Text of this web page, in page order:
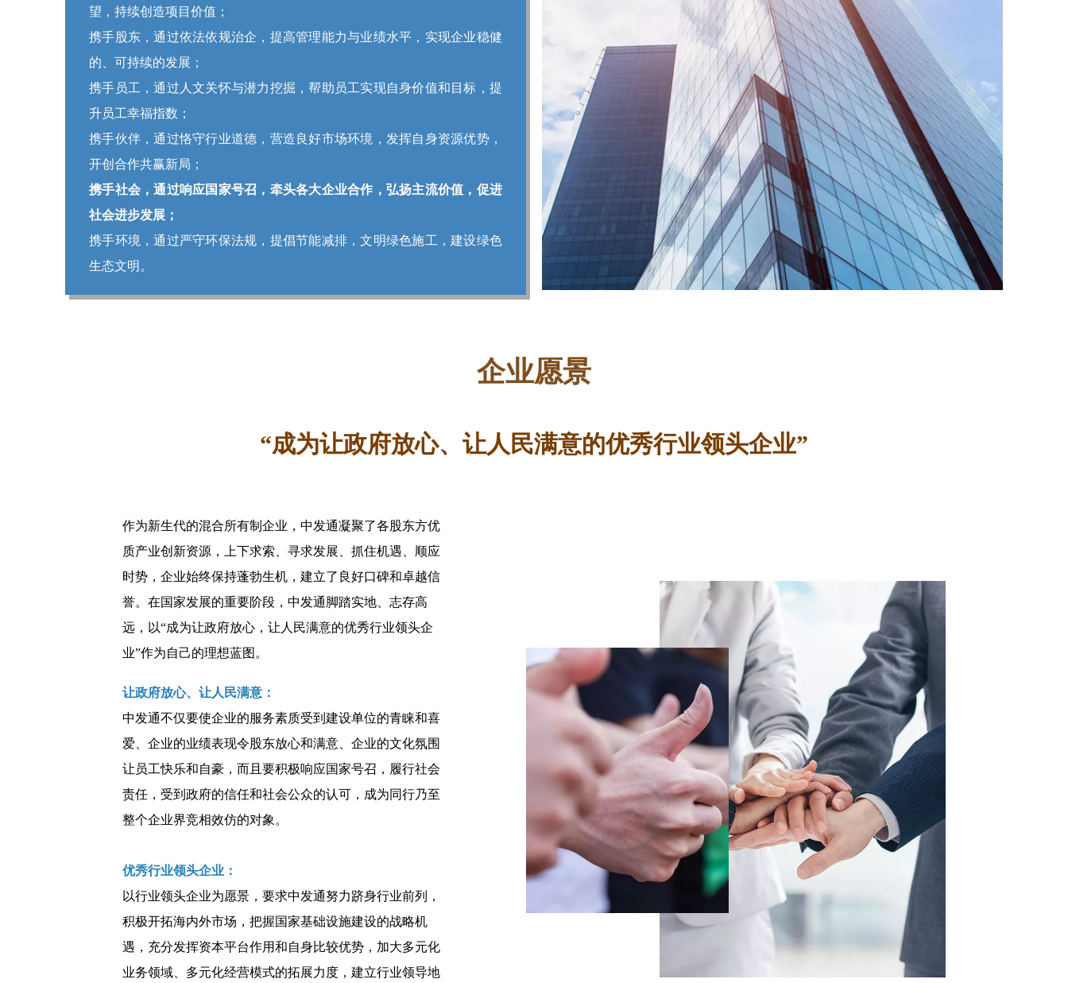
望，持续创造项目价值；
携手股东，通过依法依规治企，提高管理能力与业绩水平，实现企业稳健
的、可持续的发展；
携手员工，通过人文关怀与潜力挖掘，帮助员工实现自身价值和目标，提
升员工幸福指数；
携手伙伴，通过恪守行业道德，营造良好市场环境，发挥自身资源优势，
开创合作共赢新局；
携手社会，通过响应国家号召，牵头各大企业合作，弘扬主流价值，促进
社会进步发展；
携手环境，通过严守环保法规，提倡节能减排，文明绿色施工，建设绿色
生态文明。
企业愿景
“成为让政府放心、让人民满意的优秀行业领头企业”
作为新生代的混合所有制企业，中发通凝聚了各股东方优
质产业创新资源，上下求索、寻求发展、抓住机遇、顺应
时势，企业始终保持蓬勃生机，建立了良好口碑和卓越信
誉。在国家发展的重要阶段，中发通脚踏实地、志存高
远，以“成为让政府放心，让人民满意的优秀行业领头企
业”作为自己的理想蓝图。
让政府放心、让人民满意：
中发通不仅要使企业的服务素质受到建设单位的青睐和喜
爱、企业的业绩表现令股东放心和满意、企业的文化氛围
让员工快乐和自豪，而且要积极响应国家号召，履行社会
责任，受到政府的信任和社会公众的认可，成为同行乃至
整个企业界竞相效仿的对象。
优秀行业领头企业：
以行业领头企业为愿景，要求中发通努力跻身行业前列，
积极开拓海内外市场，把握国家基础设施建设的战略机
遇，充分发挥资本平台作用和自身比较优势，加大多元化
业务领域、多元化经营模式的拓展力度，建立行业领导地